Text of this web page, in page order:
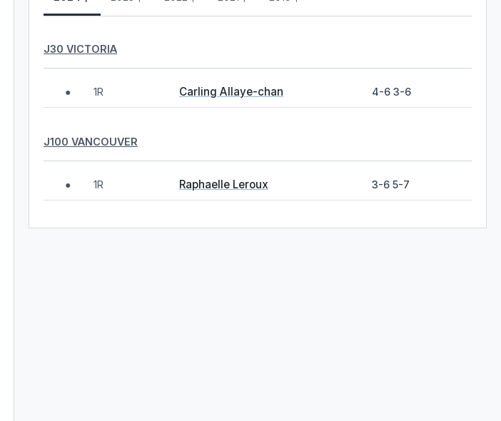
J30 VICTORIA
● 1R Carling Allaye-chan 4-6 3-6
J100 VANCOUVER
● 1R Raphaelle Leroux 3-6 5-7